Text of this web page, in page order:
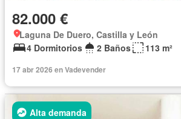
82.000 €
Laguna De Duero, Castilla y León
4 Dormitorios
2 Baños 113 m²
17 abr 2026 en Vadevender
Alta demanda